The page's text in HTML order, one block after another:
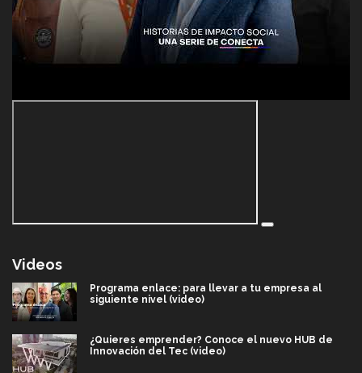
Videos
Programa enlace: para llevar a tu empresa al
siguiente nivel (video)
¿Quieres emprender? Conoce el nuevo HUB de
Innovación del Tec (video)